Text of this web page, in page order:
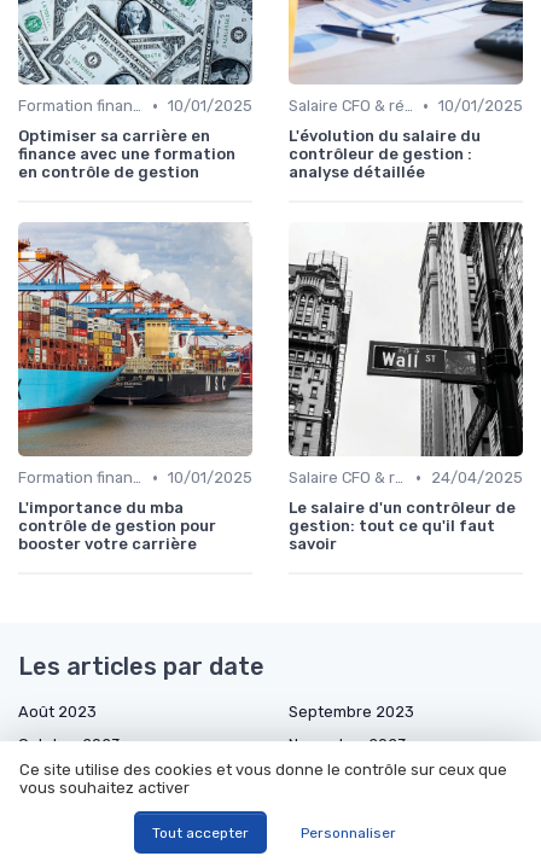
Formation finance & upskilling • 10/01/2025
Optimiser sa carrière en
finance avec une formation
en contrôle de gestion
Salaire CFO & rémunération variable • 10/01/2025
L'évolution du salaire du
contrôleur de gestion :
analyse détaillée
Formation finance & upskilling • 10/01/2025
L'importance du mba
contrôle de gestion pour
booster votre carrière
Salaire CFO & rémunération variable •
24/04/2025
Le salaire d'un contrôleur de
gestion: tout ce qu'il faut
savoir
Les articles par date
Août 2023
Septembre 2023
Octobre 2023
Novembre 2023
Décembre 2023
Janvier 2024
Mai 2024
Ce site utilise des cookies et vous donne le contrôle sur ceux que
vous souhaitez activer
Tout accepter Personnaliser